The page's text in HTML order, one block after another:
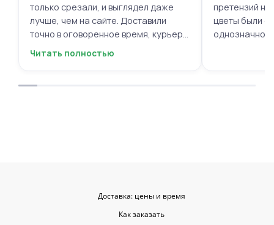
только срезали, и выглядел даже
лучше, чем на сайте. Доставили
точно в оговоренное время, курьер
вежливый, ещё и открытку с тёплыми
приятными. Однозначно буду
Читать полностью
претензий
цветы были
однозначно.
Доставка: цены и время
Как заказать